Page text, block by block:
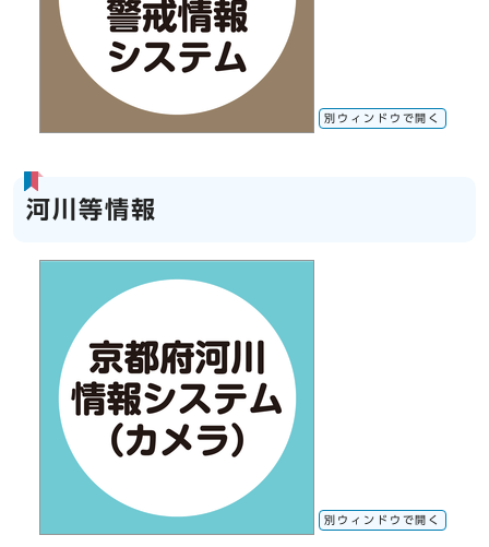
別ウィンドウで開く
河川等情報
別ウィンドウで開く